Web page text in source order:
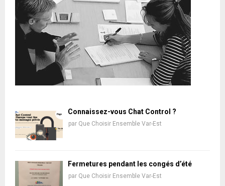
Connaissez-vous Chat Control ?
par Que Choisir Ensemble Var-Est
Fermetures pendant les congés d’été
par Que Choisir Ensemble Var-Est